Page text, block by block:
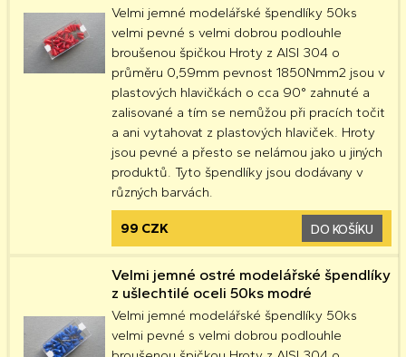
Velmi jemné modelářské špendlíky 50ks
velmi pevné s velmi dobrou podlouhle
broušenou špičkou Hroty z AISI 304 o
průměru 0,59mm pevnost 1850Nmm2 jsou v
plastových hlavičkách o cca 90° zahnuté a
zalisované a tím se nemůžou při pracích točit
a ani vytahovat z plastových hlaviček. Hroty
jsou pevné a přesto se nelámou jako u jiných
produktů. Tyto špendlíky jsou dodávany v
různých barvách.
99 CZK DO KOŠÍKU
Velmi jemné ostré modelářské špendlíky
z ušlechtilé oceli 50ks modré
Velmi jemné modelářské špendlíky 50ks
velmi pevné s velmi dobrou podlouhle